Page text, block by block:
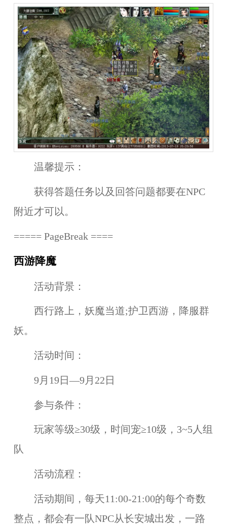
温馨提示：
获得答题任务以及回答问题都要在NPC
附近才可以。
===== PageBreak ====
西游降魔
活动背景：
西行路上，妖魔当道;护卫西游，降服群
妖。
活动时间：
9月19日—9月22日
参与条件：
玩家等级≥30级，时间宠≥10级，3~5人组
队
活动流程：
活动期间，每天11:00-21:00的每个奇数
整点，都会有一队NPC从长安城出发，一路